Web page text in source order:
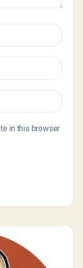
in this browser